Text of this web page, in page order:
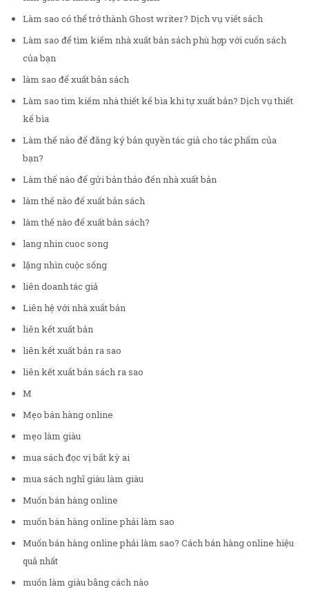
Làm sao có thể trở thành Ghost writer? Dịch vụ viết sách
Làm sao để tìm kiếm nhà xuất bản sách phù hợp với cuốn sách
của bạn
làm sao để xuất bản sách
Làm sao tìm kiếm nhà thiết kế bìa khi tự xuất bản? Dịch vụ thiết
kế bìa
Làm thế nào để đăng ký bản quyền tác giả cho tác phẩm của
bạn?
Làm thế nào để gửi bản thảo đến nhà xuất bản
làm thế nào để xuất bản sách
làm thế nào để xuất bản sách?
lang nhin cuoc song
lặng nhìn cuộc sống
liên doanh tác giả
Liên hệ với nhà xuất bản
liên kết xuất bản
liên kết xuất bản ra sao
liên kết xuất bản sách ra sao
M
Mẹo bán hàng online
mẹo làm giàu
mua sách đọc vị bất kỳ ai
mua sách nghĩ giàu làm giàu
Muốn bán hàng online
muốn bán hàng online phải làm sao
Muốn bán hàng online phải làm sao? Cách bán hàng online hiệu
quả nhất
muốn làm giàu bằng cách nào